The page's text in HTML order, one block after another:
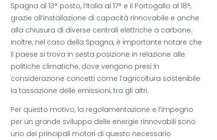
Spagna al 13° posto, l’Italia al 17° e il Portogallo al 18°,
grazie all’installazione di capacità rinnovabile e anche
alla chiusura di diverse centrali elettriche a carbone.
Inoltre, nel caso della Spagna, è importante notare che
il paese si trova in sesta posizione in relazione alle
politiche climatiche, dove vengono presi in
considerazione concetti come l’agricoltura sostenibile
la tassazione delle emissioni, tra gli altri.
Per questo motivo, la regolamentazione e l’impegno
per un grande sviluppo delle energie rinnovabili sono
uno dei principali motori di questo necessario